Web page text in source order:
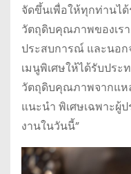
จัดขึ้นเพื่อให้ทุกท่านไ
วัตถุดิบคุณภาพของเร
ประสบการณ์ และนอก
เมนูพิเศษให้ได้รับปร
วัตถุดิบคุณภาพจากแ
แนะนำ พิเศษเฉพาะผู้
งานในวันนี้”